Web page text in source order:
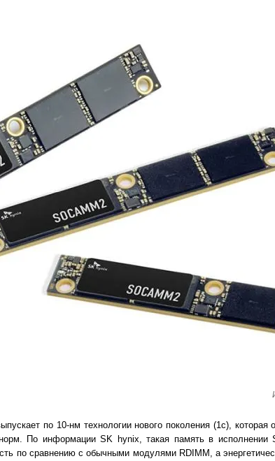
по 10-нм технологии нового поколения (1c), которая
По информации SK hynix, такая память в исполнении
по сравнению с обычными модулями RDIMM, а